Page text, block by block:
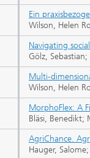
Ein
Wilson, Helen
Navigating
Gölz,
Multi-
Wilson, Helen
MorphoFlex: A
Bläsi, Benedikt;
AgriChance.
Hauger,